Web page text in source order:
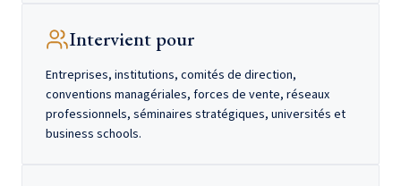
Intervient pour
Entreprises, institutions, comités de direction,
conventions managériales, forces de vente, réseaux
professionnels, séminaires stratégiques, universités et
business schools.